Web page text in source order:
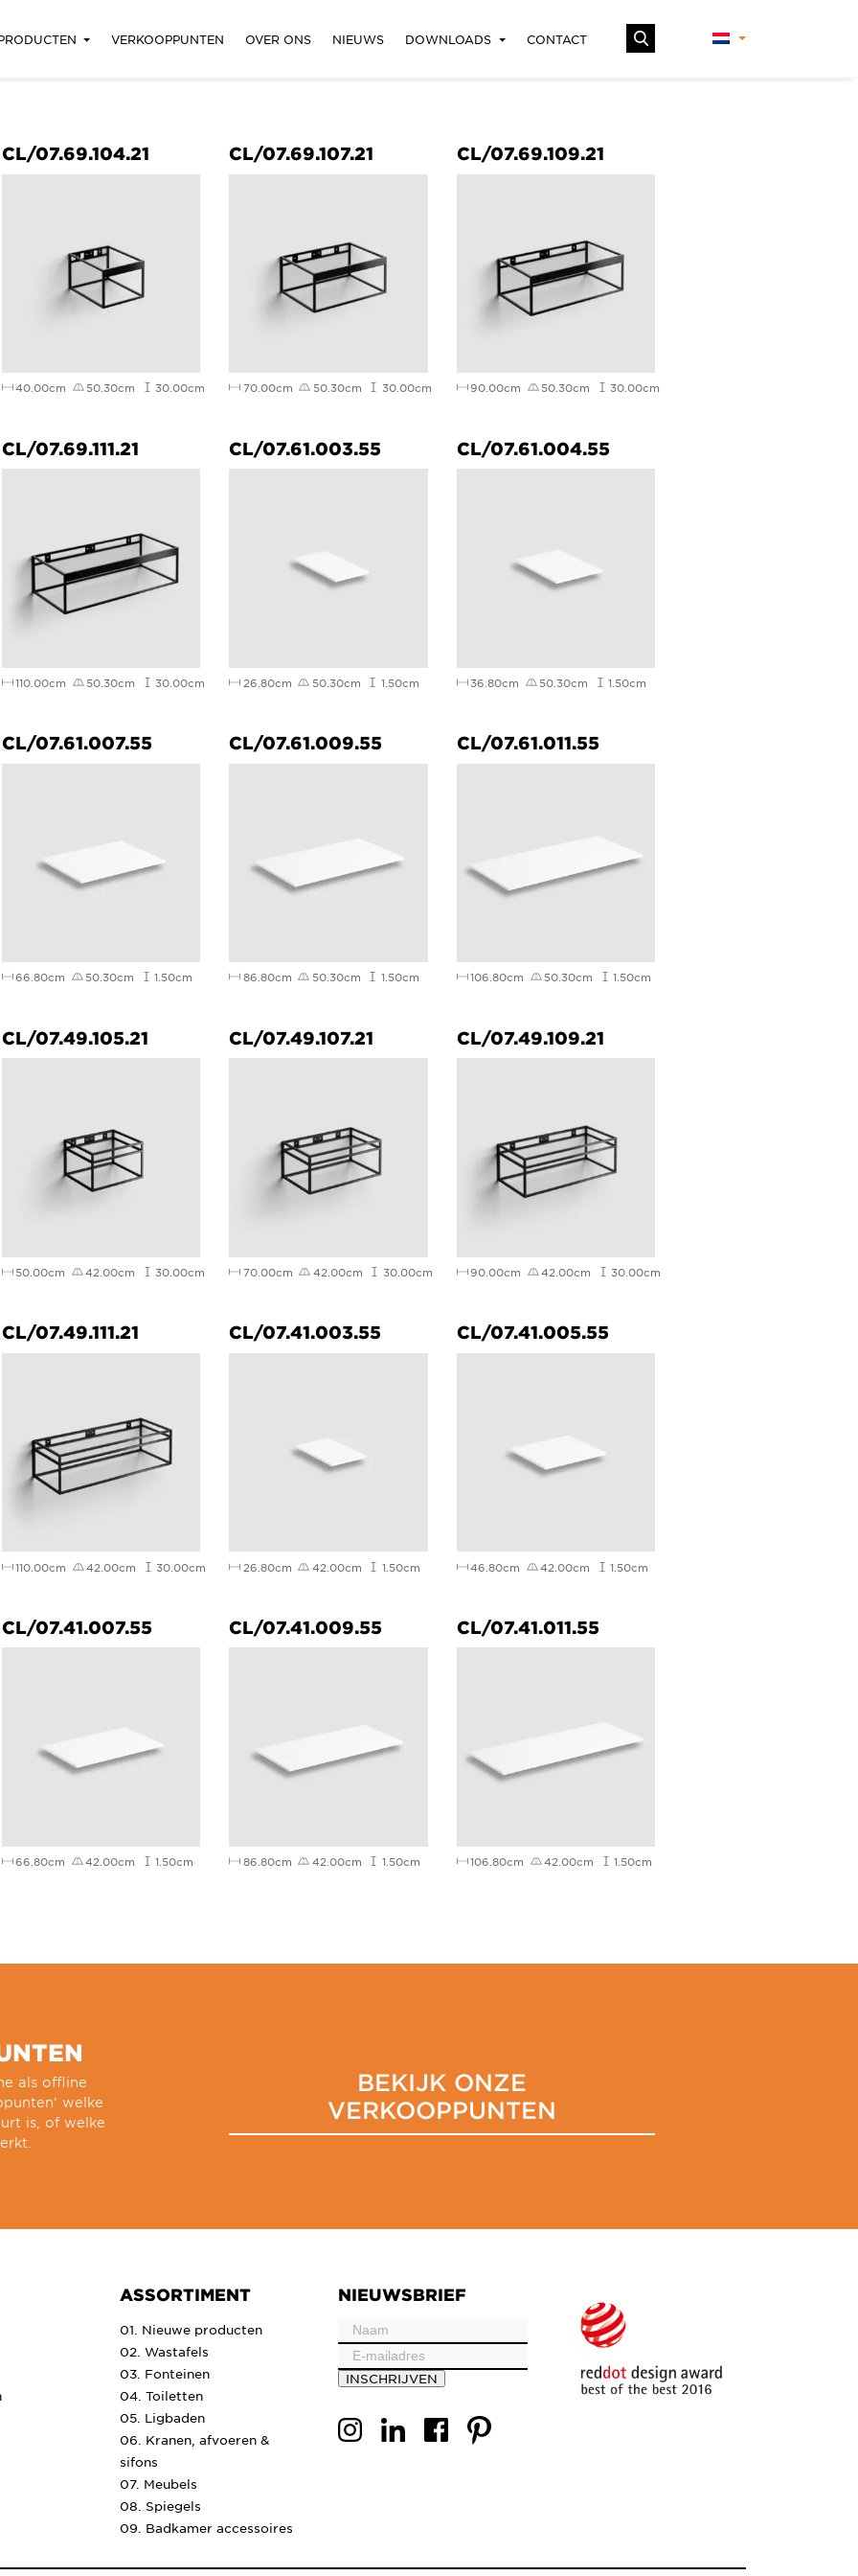
VERKOOPPUNTEN OVER ONS NIEUWS DOWNLOADS CONTACT
CL/07.69.104.21
40.00cm 50.30cm 30.00cm
CL/07.69.107.21
70.00cm 50.30cm 30.00cm
CL/07.69.109.21
90.00cm 50.30cm 30.00cm
CL/07.69.111.21
110.00cm 50.30cm 30.00cm
CL/07.61.003.55
26.80cm 50.30cm 1.50cm
CL/07.61.004.55
36.80cm 50.30cm 1.50cm
CL/07.61.007.55
66.80cm 50.30cm 1.50cm
CL/07.61.009.55
86.80cm 50.30cm 1.50cm
CL/07.61.011.55
106.80cm 50.30cm 1.50cm
CL/07.49.105.21
50.00cm 42.00cm 30.00cm
CL/07.49.107.21
70.00cm 42.00cm 30.00cm
CL/07.49.109.21
90.00cm 42.00cm 30.00cm
CL/07.49.111.21
110.00cm 42.00cm 30.00cm
CL/07.41.003.55
26.80cm 42.00cm 1.50cm
CL/07.41.005.55
46.80cm 42.00cm 1.50cm
CL/07.41.007.55
66.80cm 42.00cm 1.50cm
CL/07.41.009.55
86.80cm 42.00cm 1.50cm
CL/07.41.011.55
106.80cm 42.00cm 1.50cm
als offline
welke
is, of welke
BEKIJK ONZE
VERKOOPPUNTEN
ASSORTIMENT
01. Nieuwe producten
02. Wastafels
03. Fonteinen
04. Toiletten
05. Ligbaden
06. Kranen, afvoeren &
sifons
07. Meubels
08. Spiegels
09. Badkamer accessoires
NIEUWSBRIEF
INSCHRIJVEN